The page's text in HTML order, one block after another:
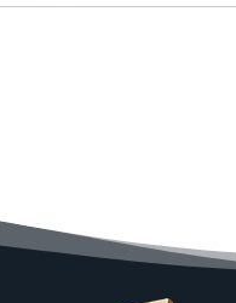
195,00 KM.150,00 KM.